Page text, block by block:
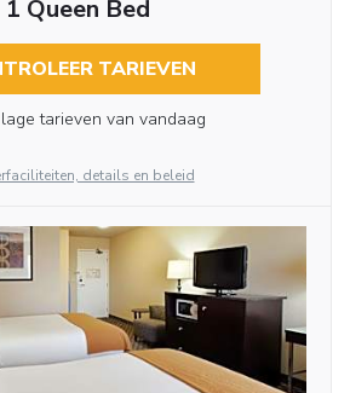
1 Queen Bed
TARIEVEN
tarieven van vandaag
details en beleid